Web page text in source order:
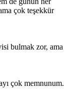
çok teşekkür
bulmak zor, ama
çok memnunum.